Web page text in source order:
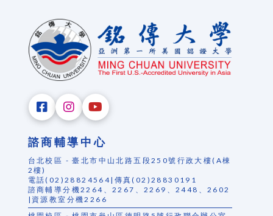
諮商輔導中心
台北校區 - 臺北市中山北路五段250號行政大樓(A棟
2樓)
電話(02)28824564|傳真(02)28830191
諮商輔導分機2264、2267、2269、2448、2602
|資源教室分機2266